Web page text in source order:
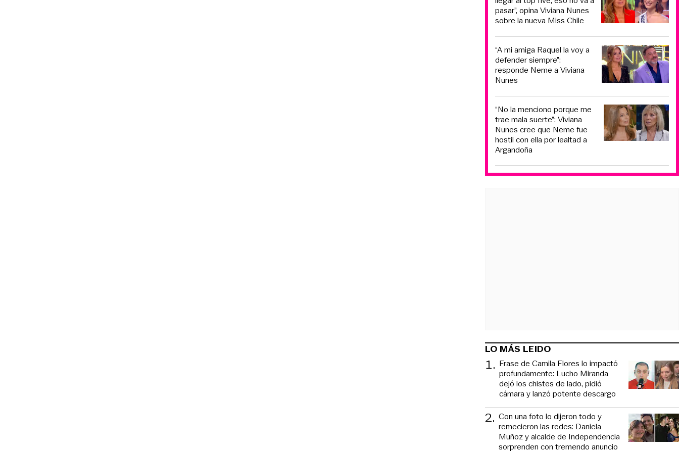
pasar”, opina Viviana Nunes
sobre la nueva Miss Chile
“A mi amiga Raquel la voy a
defender siempre”:
responde Neme a Viviana
Nunes
“No la menciono porque me
trae mala suerte”: Viviana
Nunes cree que Neme fue
hostil con ella por lealtad a
Argandoña
LO MÁS LEIDO
1. Frase de Camila Flores lo impactó
profundamente: Lucho Miranda
dejó los chistes de lado, pidió
cámara y lanzó potente descargo
2. Con una foto lo dijeron todo y
remecieron las redes: Daniela
Muñoz y alcalde de Independencia
sorprenden con tremendo anuncio